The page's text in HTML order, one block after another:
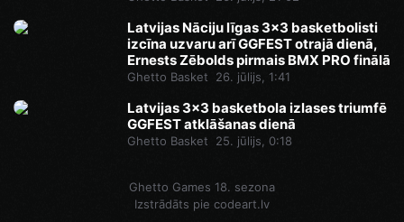
Latvijas Nāciju līgas 3x3 basketbolisti
izcīna uzvaru arī GGFEST otrajā dienā,
Ernests Zēbolds pirmais BMX PRO finālā
Ghetto Basket 26. jūlijs, 1:41
Latvijas 3x3 basketbola izlases triumfē
GGFEST atklāšanas dienā
Ghetto Basket 25. jūlijs, 0:18
Ghetto Games 18. sezona
Izstrādāts pie codeart.lv